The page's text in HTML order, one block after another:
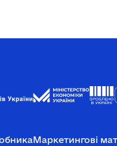
Маркетингові